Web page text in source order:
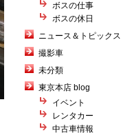
ボスの仕事
ボスの休日
ニュース＆トピックス
撮影車
未分類
東京本店 blog
イベント
レンタカー
中古車情報